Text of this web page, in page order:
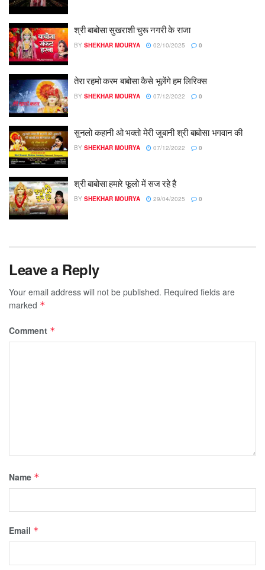
श्री बाबोसा सुखराशी चुरू नगरी के राजा
BY SHEKHAR MOURYA 02/10/2025 0
तेरा रहमो करम बाबोसा कैसे भूलेंगे हम लिरिक्स
BY SHEKHAR MOURYA 07/12/2022 0
सुनलो कहानी ओ भक्तो मेरी जुबानी श्री बाबोसा भगवान की
BY SHEKHAR MOURYA 07/12/2022 0
श्री बाबोसा हमारे फूलो में सज रहे है
BY SHEKHAR MOURYA 29/04/2025 0
Leave a Reply
Your email address will not be published. Required fields are
marked *
Comment *
Name *
Email *